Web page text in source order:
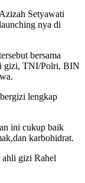
Setyawati
nya di
bersama
gizi, TNI/Polri, BIN
lengkap
ini cukup baik
karbohidrat.
ahli gizi Rahel